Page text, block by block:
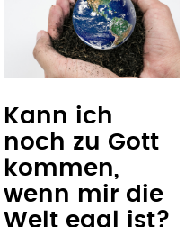
Kann ich
noch zu Gott
kommen,
wenn mir die
Welt egal ist?